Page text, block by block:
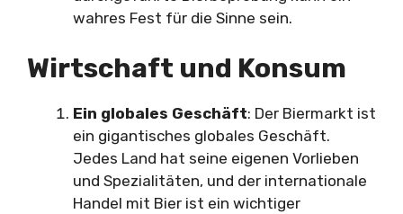
wahres Fest für die Sinne sein.
Wirtschaft und Konsum
Ein globales Geschäft: Der Biermarkt ist
ein gigantisches globales Geschäft.
Jedes Land hat seine eigenen Vorlieben
und Spezialitäten, und der internationale
Handel mit Bier ist ein wichtiger